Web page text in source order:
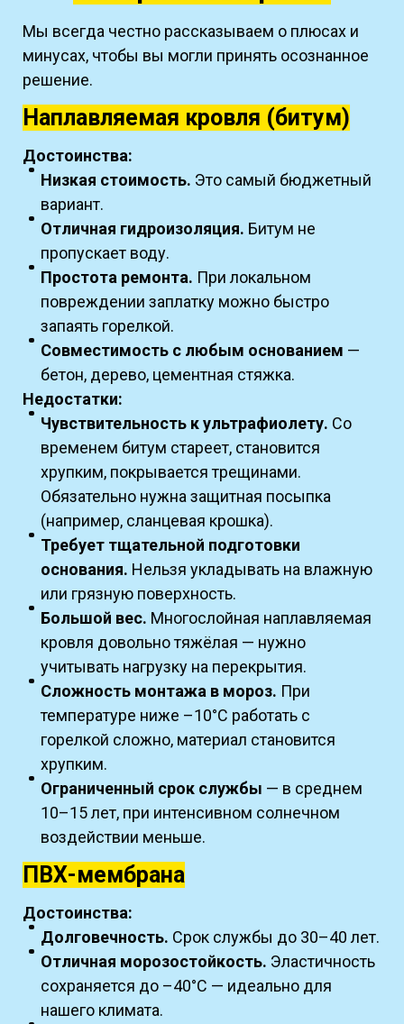
Мы всегда честно рассказываем о плюсах и
минусах, чтобы вы могли принять осознанное
решение.
Наплавляемая кровля (битум)
Достоинства:
Низкая стоимость. Это самый бюджетный
вариант.
Отличная гидроизоляция. Битум не
пропускает воду.
Простота ремонта. При локальном
повреждении заплатку можно быстро
запаять горелкой.
Совместимость с любым основанием —
бетон, дерево, цементная стяжка.
Недостатки:
Чувствительность к ультрафиолету. Со
временем битум стареет, становится
хрупким, покрывается трещинами.
Обязательно нужна защитная посыпка
(например, сланцевая крошка).
Требует тщательной подготовки
основания. Нельзя укладывать на влажную
или грязную поверхность.
Большой вес. Многослойная наплавляемая
кровля довольно тяжёлая — нужно
учитывать нагрузку на перекрытия.
Сложность монтажа в мороз. При
температуре ниже –10°C работать с
горелкой сложно, материал становится
хрупким.
Ограниченный срок службы — в среднем
10–15 лет, при интенсивном солнечном
воздействии меньше.
ПВХ-мембрана
Достоинства:
Долговечность. Срок службы до 30–40 лет.
Отличная морозостойкость. Эластичность
сохраняется до –40°C — идеально для
нашего климата.